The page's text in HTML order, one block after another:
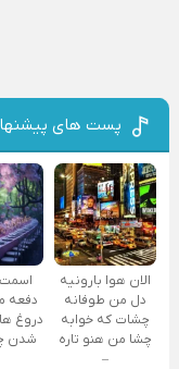
پست های
الان هوا بارونیه
دل من طوفانه
چشات که خوابه
چشا من هنو تاره
–
اسمت
دفعه
دروغ‌
شدن